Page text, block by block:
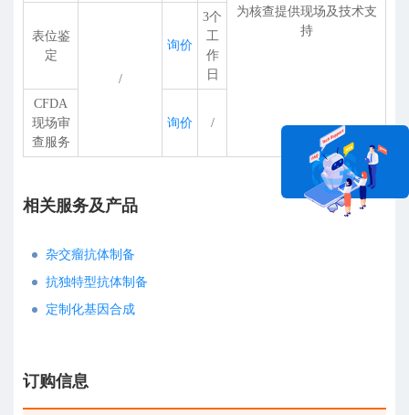
为核查提供现场及技术支
持
表位鉴
定
/
询价
3个
工
作
日
CFDA
现场审
查服务
询价 /
相关服务及产品
杂交瘤抗体制备
抗独特型抗体制备
定制化基因合成
订购信息